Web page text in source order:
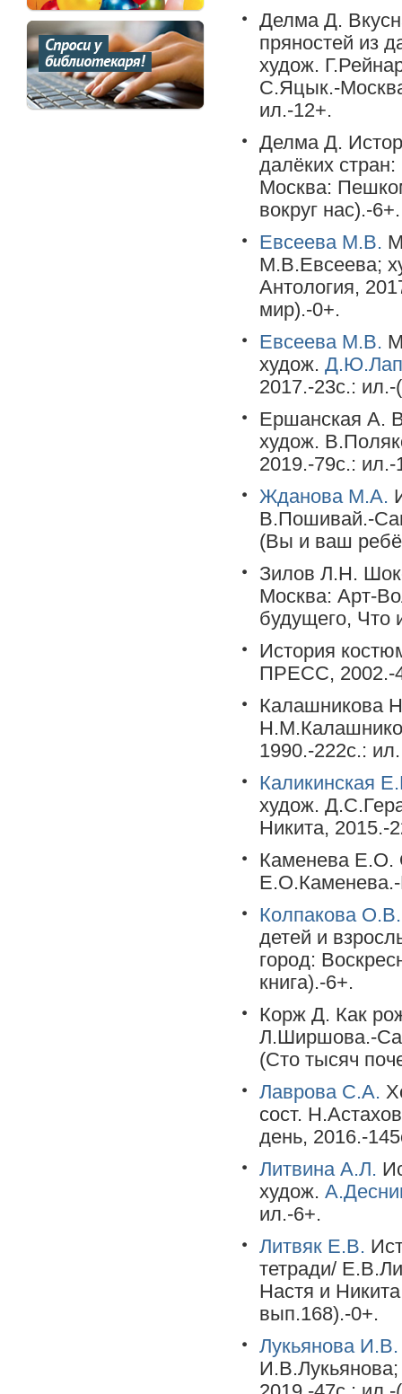
Делма Д.
пряностей из
худож.
С.Яцык.-
ил.-12+.
Делма Д.
далёких
Москва:
вокруг нас).-6+.
Евсеева М.В.
М.В.Евсеева;
Антология,
мир).-0+.
Евсеева М.В.
худож.
2017.-23c.:
Ершанская А.
худож.
2019.-79c.: ил.-
Жданова М.А.
В.Пошивай.-
(Вы и ваш
Зилов Л.Н.
Москва: Арт-
будущего, Что
История
ПРЕСС, 2002.-
Калашникова
1990.-222с.: ил.
Каликинская
худож.
Никита, 2015.-
Каменева Е.О.
Колпакова О.В.
детей и
город:
книга).-6+.
Корж Д. Как
Л.Ширшова.-
(Сто тысяч
Лаврова С.А.
сост.
день, 2016.-
Литвина А.Л.
худож.
ил.-6+.
Литвяк Е.В.
тетради/
Настя и
вып.168).-0+.
Лукьянова И.В.